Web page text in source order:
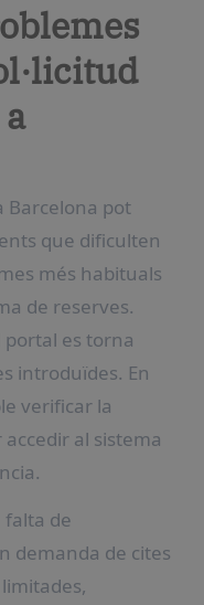
Barcelona pot
que dificulten
més habituals
de reserves.
es torna
introduïdes. En
verificar la
al sistema
falta de
demanda de cites